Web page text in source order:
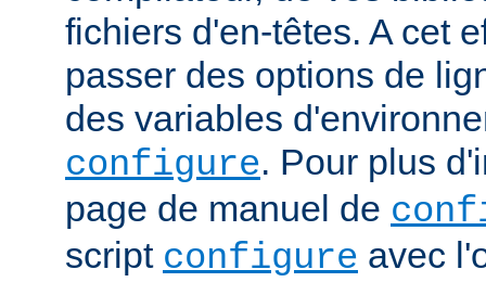
fichiers d'en-têtes. A cet
passer des options de
des variables
configure. Pour plus
page de manuel de
script configure avec